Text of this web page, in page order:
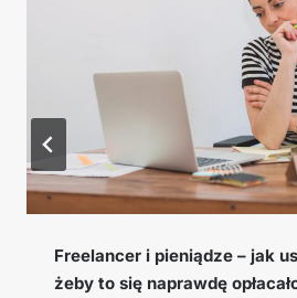
Cookie window, EPC i
pojęć afiliacyjnych, które